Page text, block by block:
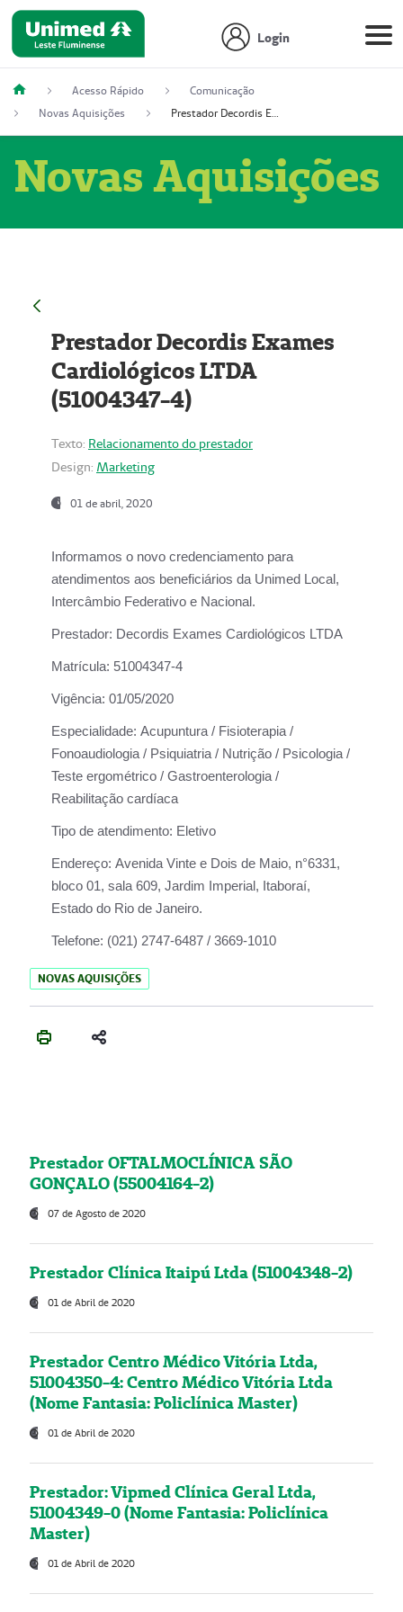
Login
Acesso Rápido
Comunicação
Novas Aquisições
Prestador Decordis Exames Cardiológicos LTDA (51004347-4)
Novas Aquisições
Prestador Decordis Exames
Cardiológicos LTDA
(51004347-4)
Texto: Relacionamento do prestador
Design: Marketing
01 de abril, 2020
Informamos o novo credenciamento para
atendimentos aos beneficiários da Unimed Local,
Intercâmbio Federativo e Nacional.
Prestador: Decordis Exames Cardiológicos LTDA
Matrícula: 51004347-4
Vigência: 01/05/2020
Especialidade: Acupuntura / Fisioterapia /
Fonoaudiologia / Psiquiatria / Nutrição / Psicologia /
Teste ergométrico / Gastroenterologia /
Reabilitação cardíaca
Tipo de atendimento: Eletivo
Endereço: Avenida Vinte e Dois de Maio, n°6331,
bloco 01, sala 609, Jardim Imperial, Itaboraí,
Estado do Rio de Janeiro.
Telefone: (021) 2747-6487 / 3669-1010
NOVAS AQUISIÇÕES
Prestador OFTALMOCLÍNICA SÃO
GONÇALO (55004164-2)
07 de Agosto de 2020
Prestador Clínica Itaipú Ltda (51004348-2)
01 de Abril de 2020
Prestador Centro Médico Vitória Ltda,
51004350-4: Centro Médico Vitória Ltda
(Nome Fantasia: Policlínica Master)
01 de Abril de 2020
Prestador: Vipmed Clínica Geral Ltda,
51004349-0 (Nome Fantasia: Policlínica
Master)
01 de Abril de 2020